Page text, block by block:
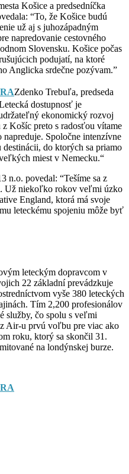
Košice a predsedníčka
“To, že Košice budú
už aj s juhozápadným
napredovanie cestovného
Slovensku. Košice počas
podujatí, na ktoré
Anglicka srdečne pozývam.”
Zdenko Trebuľa, predseda
dostupnosť je
ekonomický rozvoj
Košíc preto s radosťou vítame
Spoločne intenzívne
destinácii, do ktorých sa priamo
miest v Nemecku.“
n.o. povedal: “Tešíme sa z
Už niekoľko rokov veľmi úzko
England, ktorá má svoje
leteckému spojeniu môže byť
leteckým dopravcom v
22 základní prevádzkuje
vyše 380 leteckých
Tím 2,200 profesionálov
služby, čo spolu s veľmi
Air-u prvú voľbu pre viac ako
roku, ktorý sa skončil 31.
na londýnskej burze.